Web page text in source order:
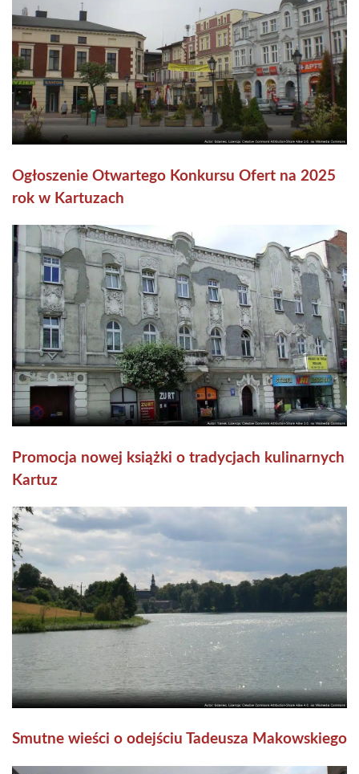
Ogłoszenie Otwartego Konkursu Ofert na 2025
rok w Kartuzach
Promocja nowej książki o tradycjach kulinarnych
Kartuz
Smutne wieści o odejściu Tadeusza Makowskiego